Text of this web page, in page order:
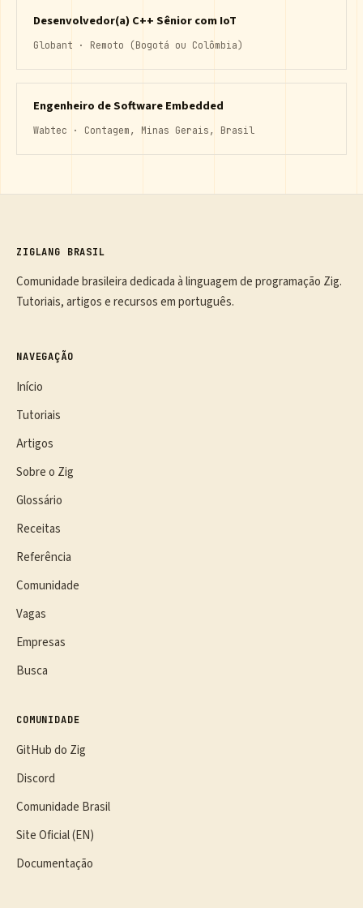
Desenvolvedor(a) C++ Sênior com IoT
Globant · Remoto (Bogotá ou Colômbia)
Engenheiro de Software Embedded
Wabtec · Contagem, Minas Gerais, Brasil
ZIGLANG BRASIL
Comunidade brasileira dedicada à linguagem de programação Zig.
Tutoriais, artigos e recursos em português.
NAVEGAÇÃO
Início
Tutoriais
Artigos
Sobre o Zig
Glossário
Receitas
Referência
Comunidade
Vagas
Empresas
Busca
COMUNIDADE
GitHub do Zig
Discord
Comunidade Brasil
Site Oficial (EN)
Documentação